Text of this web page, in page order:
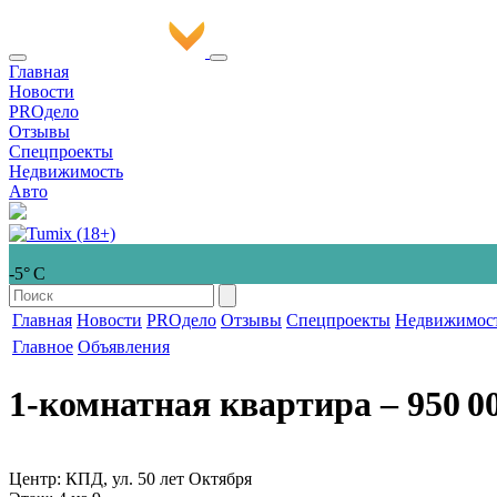
Главная
Новости
PROдело
Отзывы
Спецпроекты
Недвижимость
Авто
-5° С
Главная Новости PROдело Отзывы Спецпроекты
Главное Объявления
1-комнатная квартира‒ 950
Центр: КПД, ул. 50 лет Октября